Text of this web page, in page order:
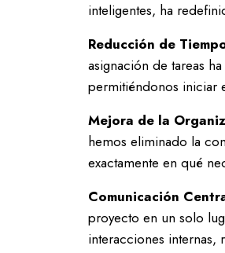
inteligentes, ha
Reducción de
asignación de tareas
permitiéndonos iniciar
Mejora de la
hemos eliminado la
exactamente en qué
Comunicación
proyecto en un solo
interacciones internas,